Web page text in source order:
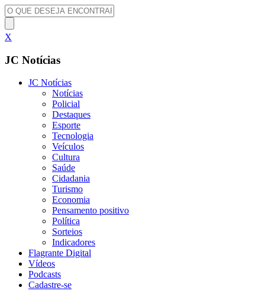
X
JC Notícias
JC Notícias
Notícias
Policial
Destaques
Esporte
Tecnologia
Veículos
Cultura
Saúde
Cidadania
Turismo
Economia
Pensamento positivo
Política
Sorteios
Indicadores
Flagrante Digital
Vídeos
Podcasts
Cadastre-se